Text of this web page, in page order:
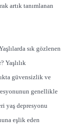
artık tanımlanan
sık gözlenen
Yaşlılık
güvensizlik ve
genellikle
yaş depresyonu
eşlik eden